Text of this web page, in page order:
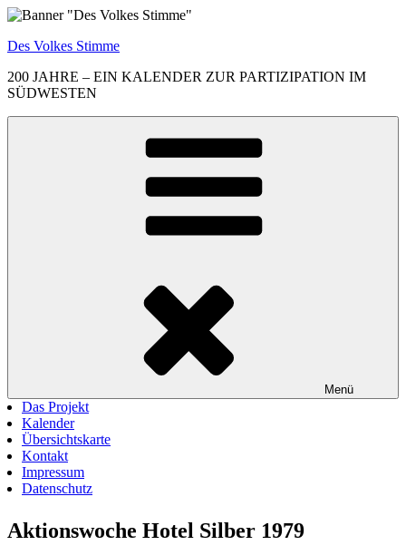
Zum
springen
Des Volkes Stimme
200 JAHRE – EIN KALENDER ZUR PARTIZIPATION IM
SÜDWESTEN
Menü
Das Projekt
Kalender
Übersichtskarte
Kontakt
Impressum
Datenschutz
Aktionswoche Hotel Silber 1979